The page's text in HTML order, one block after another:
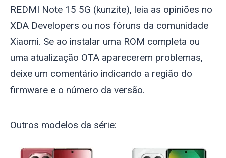
REDMI Note 15 5G (kunzite), leia as opiniões no
XDA Developers ou nos fóruns da comunidade
Xiaomi. Se ao instalar uma ROM completa ou
uma atualização OTA aparecerem problemas,
deixe um comentário indicando a região do
firmware e o número da versão.
Outros modelos da série: